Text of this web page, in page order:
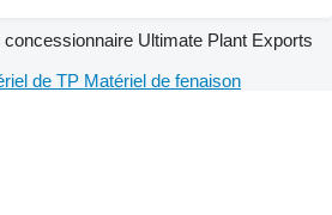
Ultimate Plant Exports
de TP Matériel de fenaison